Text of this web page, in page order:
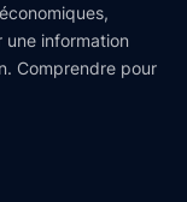
information
Comprendre pour